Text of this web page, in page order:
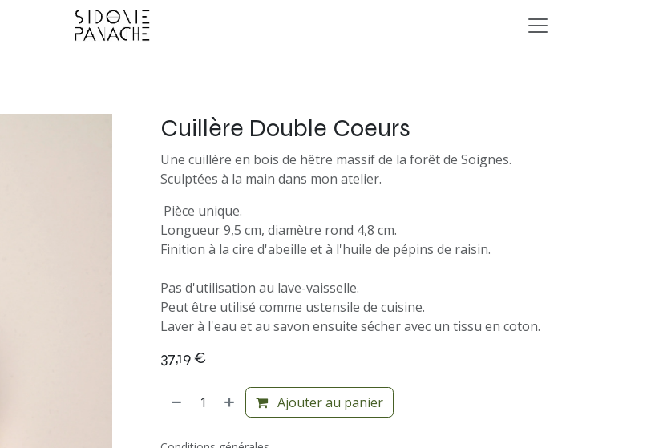
Cuillère Double Coeurs
Une cuillère en bois de hêtre massif de la forêt de Soignes.
Sculptées à la main dans mon atelier.
Pièce unique.
Longueur 9,5 cm, diamètre rond 4,8 cm.
Finition à la cire d'abeille et à l'huile de pépins de raisin.
Pas d'utilisation au lave-vaisselle.
Peut être utilisé comme ustensile de cuisine.
Laver à l'eau et au savon ensuite sécher avec un tissu en coton.
37,19€
Ajouter au panier